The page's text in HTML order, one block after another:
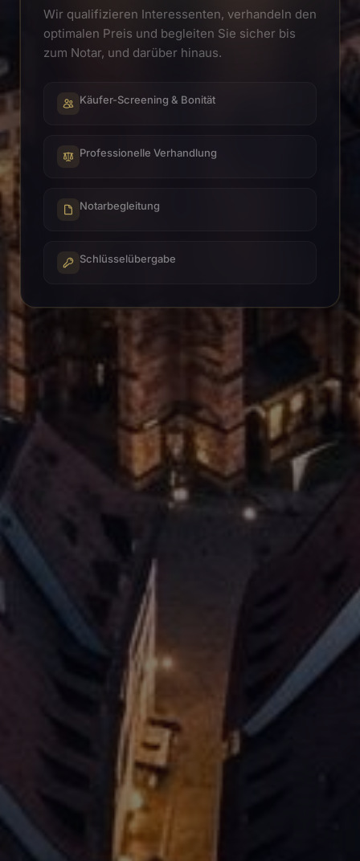
Wir qualifizieren Interessenten, verhandeln den
optimalen Preis und begleiten Sie sicher bis
zum Notar, und darüber hinaus.
Käufer-Screening & Bonität
Professionelle Verhandlung
Notarbegleitung
Schlüsselübergabe